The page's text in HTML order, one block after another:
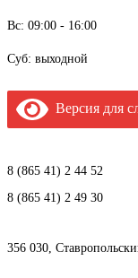
Вс: 09:00 - 16:00
Суб: выходной
Версия для
8 (865 41) 2 44 52
8 (865 41) 2 49 30
356 030,